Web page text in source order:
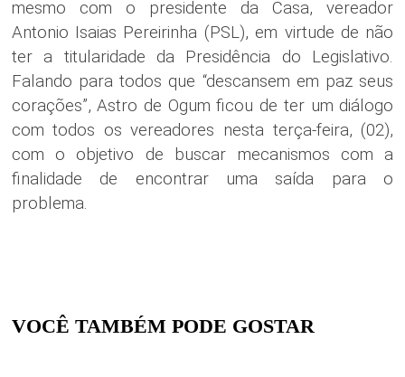
mesmo com o presidente da Casa, vereador
Antonio Isaias Pereirinha (PSL), em virtude de não
ter a titularidade da Presidência do Legislativo.
Falando para todos que “descansem em paz seus
corações”, Astro de Ogum ficou de ter um diálogo
com todos os vereadores nesta terça-feira, (02),
com o objetivo de buscar mecanismos com a
finalidade de encontrar uma saída para o
problema.
VOCÊ TAMBÉM PODE GOSTAR